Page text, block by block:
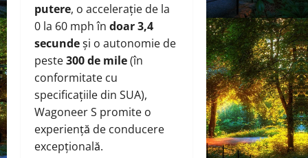
putere, o accelerație de la
0 la 60 mph în doar 3,4
secundeși o autonomie de
peste300 de mile(în
conformitate cu
specificațiile din SUA),
Wagoneer S promite o
experiență de conducere
excepțională.